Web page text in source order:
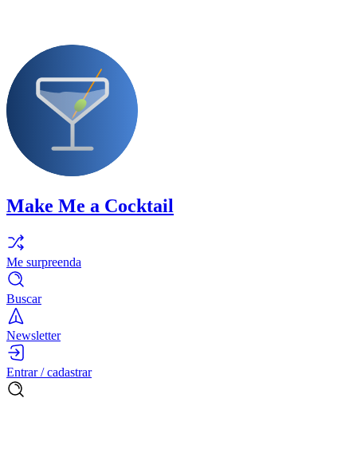
Make Me a Cocktail
Me surpreenda
Buscar
Newsletter
Entrar / cadastrar